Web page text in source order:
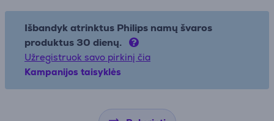
Išbandyk atrinktus Philips namų švaros
produktus 30 dienų.
Užregistruok savo pirkinį čia
Kampanijos taisyklės